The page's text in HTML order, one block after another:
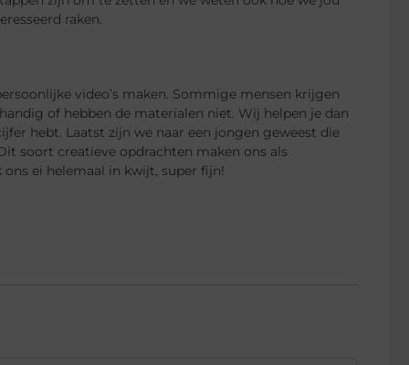
raken.
video’s maken. Sommige mensen krijgen
of hebben de materialen niet. Wij helpen je dan
hebt. Laatst zijn we naar een jongen geweest die
soort creatieve opdrachten maken ons als
ei helemaal in kwijt, super fijn!